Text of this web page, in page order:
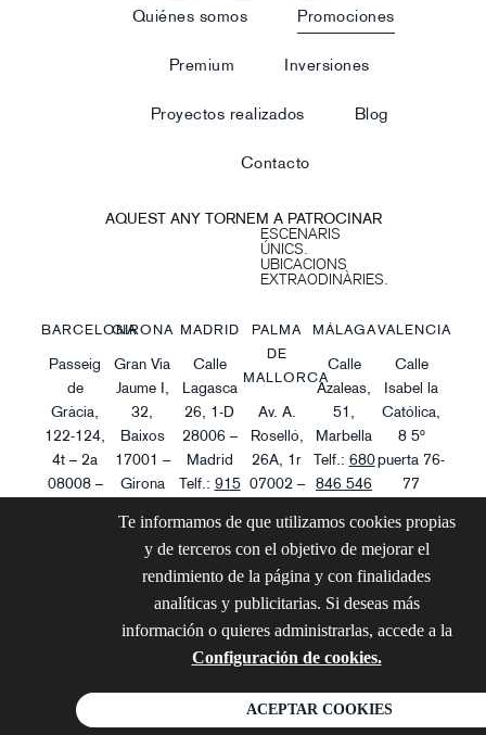
Quiénes somos Promociones
Premium Inversiones
Proyectos realizados Blog
Contacto
AQUEST ANY TORNEM A PATROCINAR
ESCENARIS
ÚNICS.
UBICACIONS
EXTRAODINÀRIES.
BARCELONA
Passeig
de
Gràcia,
122-124,
4t – 2a
08008 –
info@tqinvestpro.com
GIRONA
Gran Via
Jaume I,
32,
Baixos
17001 –
Girona
Email: info@tqinvestpro.com
MADRID
Calle
Lagasca
26, 1-D
28006 –
Madrid
Telf.: 915
info@tqinvestpro.com
PALMA
DE
MALLORCA
Av. A.
Roselló,
26A, 1r
07002 –
Telf.:
276 181
Email:info@tqinvestpro.com
MÁLAGA
Calle
Azaleas,
51,
Marbella
Telf.: 680
846 546
VALENCIA
Calle
Isabel la
Católica,
8 5º
puerta 76-
77
276 181
Email:
POLÍTICA DE
Te informamos de que utilizamos cookies propias
y de terceros con el objetivo de mejorar el
rendimiento de la página y con finalidades
analíticas y publicitarias. Si deseas más
información o quieres administrarlas, accede a la
Configuración de cookies.
ACEPTAR COOKIES